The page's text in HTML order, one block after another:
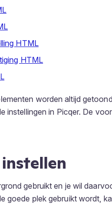
HTML
HTML
worden altijd
instellingen in Picqer. De
gebruikt en je wil
goede plek gebruikt wordt,